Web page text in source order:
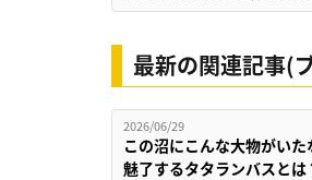
最新の関連記事(
2026/06/29
この沼にこんな大物がい
魅了するタタランバスとは